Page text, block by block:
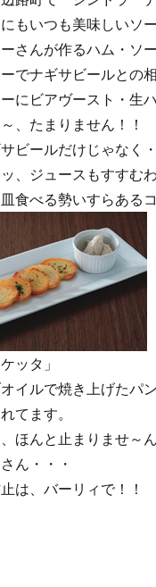
もいつも美味しいソ
さんが作るハム・ソ
でナギサビールとの
にビアヴースト・生
、たまりません！！
ビールだけじゃなく
ッ、ジュースもすすむ
食べる勢いすらあるコ
ッタ」
イルで焼き上げたパ
てます。
ほんと止まりませ～ん
ん・・・
は、バーリィで！！